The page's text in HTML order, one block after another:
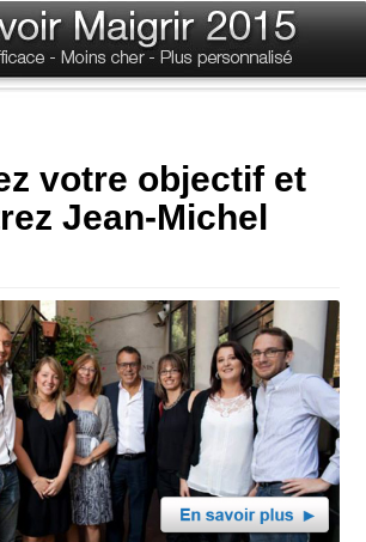
votre objectif et
Jean-Michel